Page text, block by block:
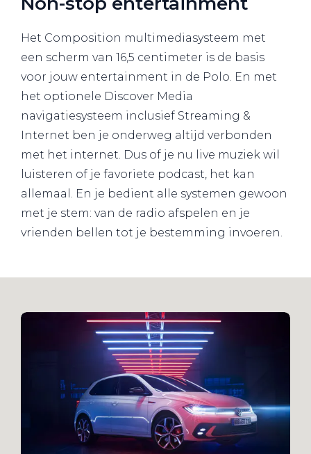
Het Composition multimediasysteem met
een scherm van 16,5 centimeter is de basis
voor jouw entertainment in de Polo. En met
het optionele Discover Media
navigatiesysteem inclusief Streaming &
Internet ben je onderweg altijd verbonden
met het internet. Dus of je nu live muziek wil
luisteren of je favoriete podcast, het kan
allemaal. En je bedient alle systemen gewoon
met je stem: van de radio afspelen en je
vrienden bellen tot je bestemming invoeren.